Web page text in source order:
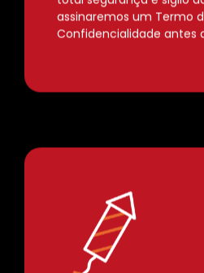
assinaremos um Termo
Confidencialidade antes